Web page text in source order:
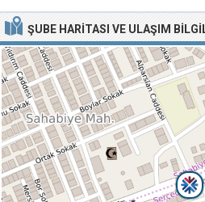
ŞUBE HARITASI VE ULAŞIM